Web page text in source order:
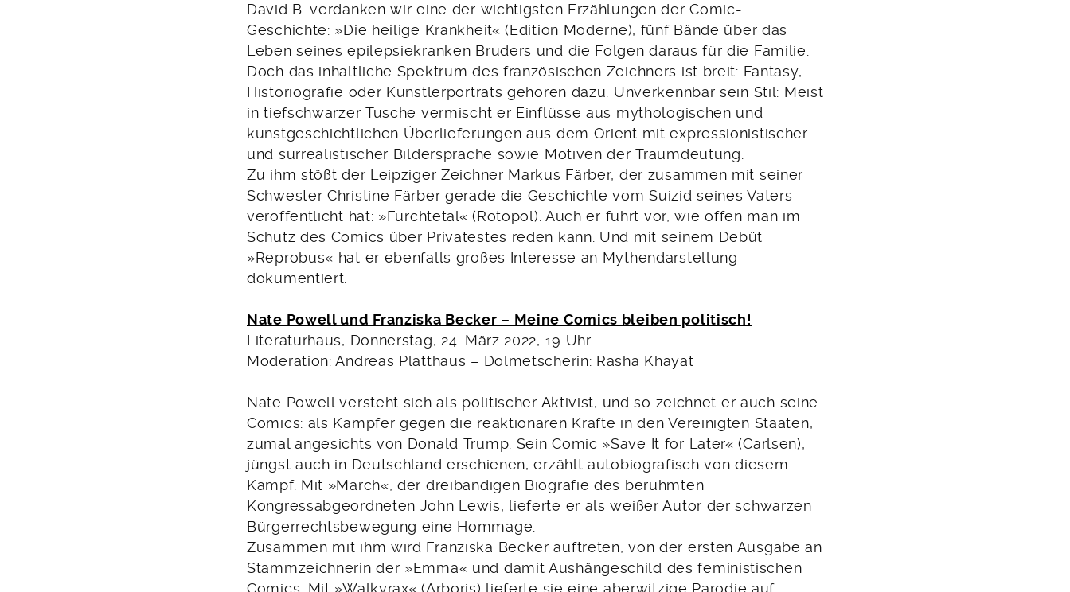
David B. verdanken wir eine der wichtigsten Erzählungen der Comic-
Geschichte: »Die heilige Krankheit« (Edition Moderne), fünf Bände über das
Leben seines epilepsiekranken Bruders und die Folgen daraus für die Familie.
Doch das inhaltliche Spektrum des französischen Zeichners ist breit: Fantasy,
Historiografie oder Künstlerporträts gehören dazu. Unverkennbar sein Stil: Meist
in tiefschwarzer Tusche vermischt er Einflüsse aus mythologischen und
kunstgeschichtlichen Überlieferungen aus dem Orient mit expressionistischer
und surrealistischer Bildersprache sowie Motiven der Traumdeutung.
Zu ihm stößt der Leipziger Zeichner Markus Färber, der zusammen mit seiner
Schwester Christine Färber gerade die Geschichte vom Suizid seines Vaters
veröffentlicht hat: »Fürchtetal« (Rotopol). Auch er führt vor, wie offen man im
Schutz des Comics über Privatestes reden kann. Und mit seinem Debüt
»Reprobus« hat er ebenfalls großes Interesse an Mythendarstellung
dokumentiert.
Nate Powell und Franziska Becker – Meine Comics bleiben politisch!
Literaturhaus, Donnerstag, 24. März 2022, 19 Uhr
Moderation: Andreas Platthaus – Dolmetscherin: Rasha Khayat
Nate Powell versteht sich als politischer Aktivist, und so zeichnet er auch seine
Comics: als Kämpfer gegen die reaktionären Kräfte in den Vereinigten Staaten,
zumal angesichts von Donald Trump. Sein Comic »Save It for Later« (Carlsen),
jüngst auch in Deutschland erschienen, erzählt autobiografisch von diesem
Kampf. Mit »March«, der dreibändigen Biografie des berühmten
Kongressabgeordneten John Lewis, lieferte er als weißer Autor der schwarzen
Bürgerrechtsbewegung eine Hommage.
Zusammen mit ihm wird Franziska Becker auftreten, von der ersten Ausgabe an
Stammzeichnerin der »Emma« und damit Aushängeschild des feministischen
Comics. Mit »Walkyrax« (Arboris) lieferte sie eine aberwitzige Parodie auf